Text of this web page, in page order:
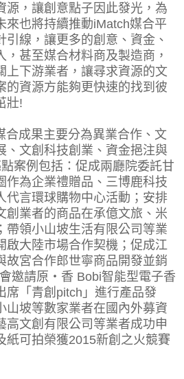
源，讓創意點子因此發光，為
來也將持續推動iMatch媒合平
引線，讓更多的創意、資金、
，甚至媒合材料商及製造商，
上下游業者，讓尋求資源的文
的資源方能夠更快速的找到彼
壯!
合成果主要分為異業合作、文
、文創科技創業、資金挹注與
案例包括：促成兩廳院委託甘
作為企業禮贈品、三博鹿科技
代言環球購物中心活動；安排
創業者的商品在承億文旅、米
帶領小山坡生活有限公司等業
啟大陸市場合作契機；促成江
故宮合作郎世寧商品開發並銷
邀請原‧香 Bobi智能型電子香
席「青創pitch」進行產品發
山坡等數家業者在國內外募資
高文創有限公司等業者成功申
紙可拍榮獲2015新創之火競賽